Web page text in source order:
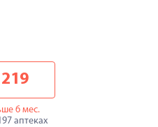
219
6 мес.
аптеках